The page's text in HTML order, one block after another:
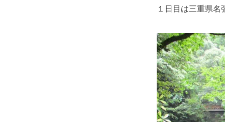
１日目は三重県名